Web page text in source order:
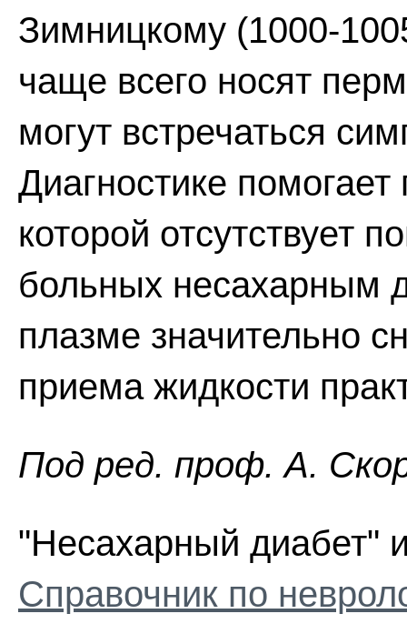
Зимницкому (1000-
чаще всего носят
могут встречаться
Диагностике
которой отсутствует
больных несахарным
плазме значительно
приема жидкости
Пoд peд. проф. А.
"Несахарный диабет"
Справочник по